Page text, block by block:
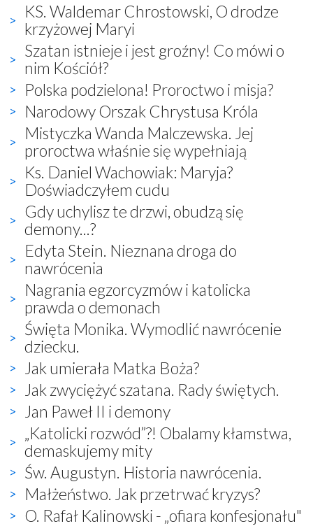
KS. Waldemar Chrostowski, O drodze
krzyżowej Maryi
Szatan istnieje i jest groźny! Co mówi o
nim Kościół?
Polska podzielona! Proroctwo i misja?
Narodowy Orszak Chrystusa Króla
Mistyczka Wanda Malczewska. Jej
proroctwa właśnie się wypełniają
Ks. Daniel Wachowiak: Maryja?
Doświadczyłem cudu
Gdy uchylisz te drzwi, obudzą się
demony...?
Edyta Stein. Nieznana droga do
nawrócenia
Nagrania egzorcyzmów i katolicka
prawda o demonach
Święta Monika. Wymodlić nawrócenie
dziecku.
Jak umierała Matka Boża?
Jak zwyciężyć szatana. Rady świętych.
Jan Paweł II i demony
„Katolicki rozwód”?! Obalamy kłamstwa,
demaskujemy mity
Św. Augustyn. Historia nawrócenia.
Małżeństwo. Jak przetrwać kryzys?
O. Rafał Kalinowski - „ofiara konfesjonału"